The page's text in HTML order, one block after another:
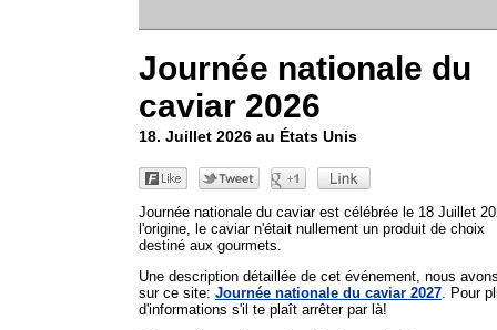
Journée nationale du
caviar 2026
18. Juillet 2026 au États Unis
Journée nationale du caviar est célébrée le 18 Juillet
l'origine, le caviar n'était nullement un produit de choix
destiné aux gourmets.
Une description détaillée de cet événement, nous
sur ce site: Journée nationale du caviar 2027 . Pour
d'informations s'il te plaît arrêter par là!